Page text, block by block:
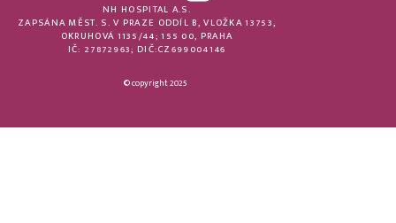
NH HOSPITAL A.S.
ZAPSÁNA MĚST. S. V PRAZE ODDÍL B, VLOŽKA 13753,
OKRUHOVÁ 1135/44; 155 00, PRAHA
IČ: 27872963; DIČ:CZ699004146
© copyright 2025